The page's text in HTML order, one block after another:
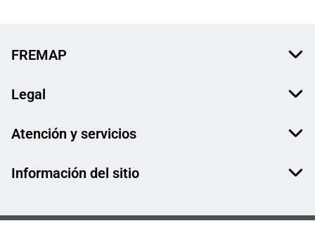
FREMAP
Legal
Atención y servicios
Información del sitio